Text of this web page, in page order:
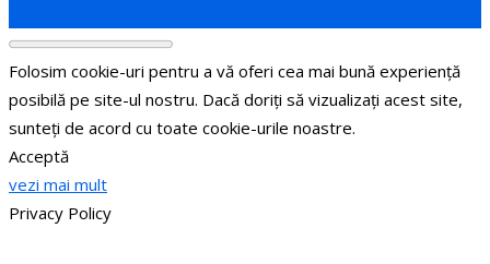
Folosim cookie-uri pentru a vă oferi cea mai bună experiență
posibilă pe site-ul nostru. Dacă doriți să vizualizați acest site,
sunteți de acord cu toate cookie-urile noastre.
Acceptă
vezi mai mult
Privacy Policy